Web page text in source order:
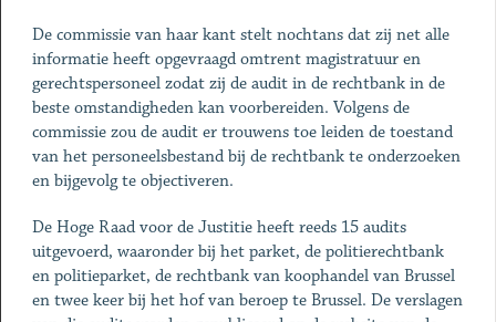
De commissie van haar kant stelt nochtans dat zij net alle
informatie heeft opgevraagd omtrent magistratuur en
gerechtspersoneel zodat zij de audit in de rechtbank in de
beste omstandigheden kan voorbereiden. Volgens de
commissie zou de audit er trouwens toe leiden de toestand
van het personeelsbestand bij de rechtbank te onderzoeken
en bijgevolg te objectiveren.
De Hoge Raad voor de Justitie heeft reeds 15 audits
uitgevoerd, waaronder bij het parket, de politierechtbank
en politieparket, de rechtbank van koophandel van Brussel
en twee keer bij het hof van beroep te Brussel. De verslagen